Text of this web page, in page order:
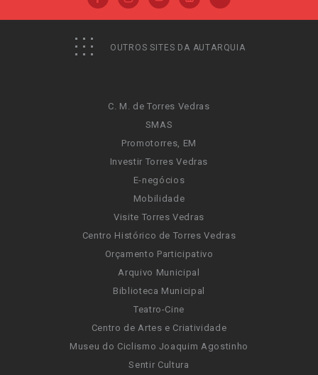
OUTROS SITES DA AUTARQUIA
C. M. de Torres Vedras
SMAS
Promotorres, EM
Investir Torres Vedras
E-negócios
Mobilidade
Visite Torres Vedras
Centro Histórico de Torres Vedras
Orçamento Participativo
Arquivo Municipal
Biblioteca Municipal
Teatro-Cine
Centro de Artes e Criatividade
Museu do Ciclismo Joaquim Agostinho
Sentir Cultura